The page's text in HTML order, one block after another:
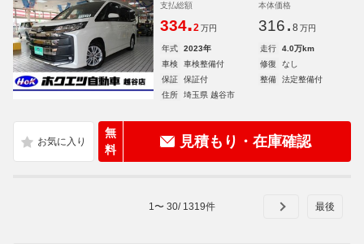
支払総額
334.2 万円
本体価格
316. 8 万円
年式 2023年 走行
4.0万km
車検
車検整備付 修復
なし
保証
保証付 整備
法定整備付
住所
埼玉県 越谷市
無
料
見積もり・在庫確認
1 〜 30/ 1319件